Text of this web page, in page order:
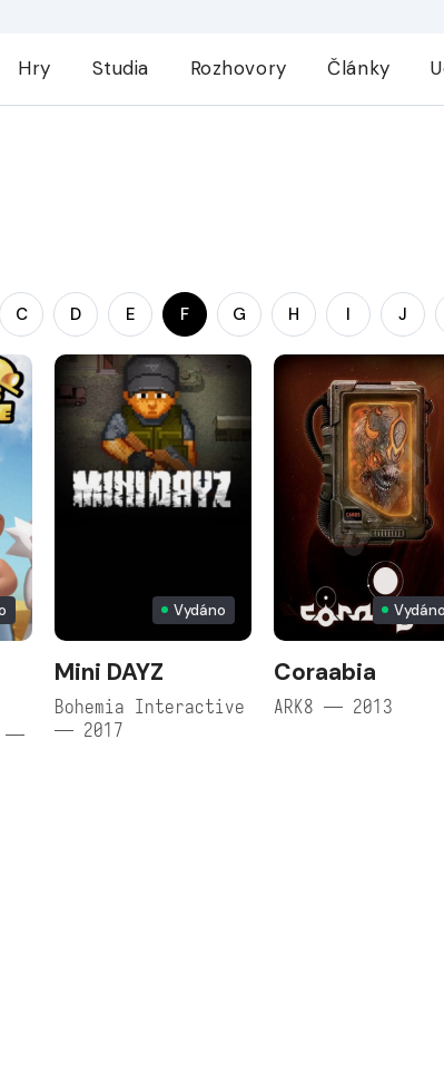
Hry Studia Rozhovory Články
C D E F G H I J
—
Vydáno
Mini DAYZ
Bohemia Interactive
— 2017
Coraabia
ARK8 — 2013